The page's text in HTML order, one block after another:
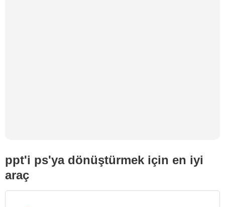
ppt'i ps'ya dönüştürmek için en iyi
araç